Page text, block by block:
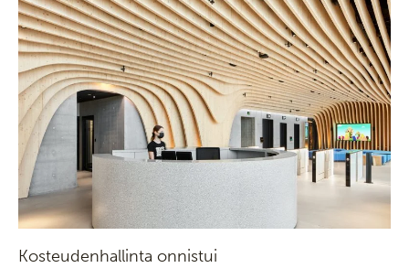
Kosteudenhallinta onnistui